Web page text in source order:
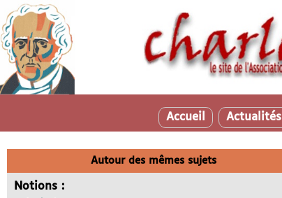
Accueil Actualités
Autour des mêmes sujets
Notions :